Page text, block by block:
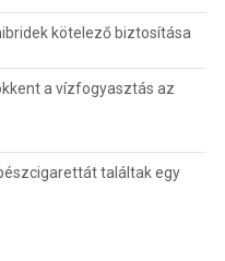
kötelező biztosítása
a vízfogyasztás az
találtak egy